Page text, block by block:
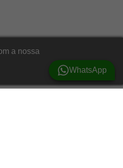
a nossa
WhatsApp